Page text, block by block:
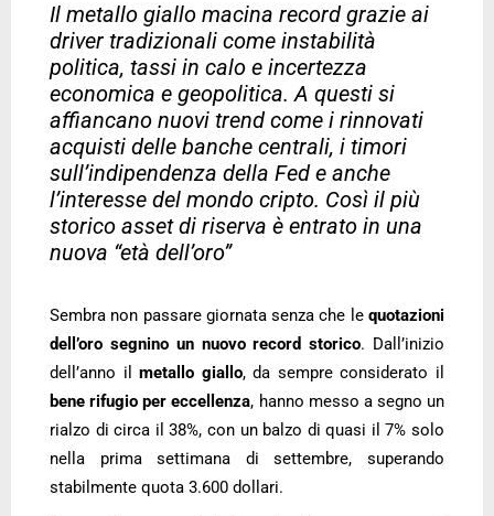
Il metallo giallo macina record grazie ai
driver tradizionali come instabilità
politica, tassi in calo e incertezza
economica e geopolitica. A questi si
affiancano nuovi trend come i rinnovati
acquisti delle banche centrali, i timori
sull’indipendenza della Fed e anche
l’interesse del mondo cripto. Così il più
storico asset di riserva è entrato in una
nuova “età dell’oro”
Sembra non passare giornata senza che le quotazioni
dell’oro segnino un nuovo record storico. Dall’inizio
dell’anno ilmetallo giallo, da sempre considerato il
bene rifugio per eccellenza, hanno messo a segno un
rialzo di circa il 38%, con un balzo di quasi il 7% solo
nella prima settimana di settembre, superando
stabilmente quota 3.600 dollari.